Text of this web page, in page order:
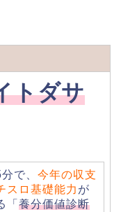
トダサ
で、 今年の収支
スロ基礎能力 が
「 養分価値診断